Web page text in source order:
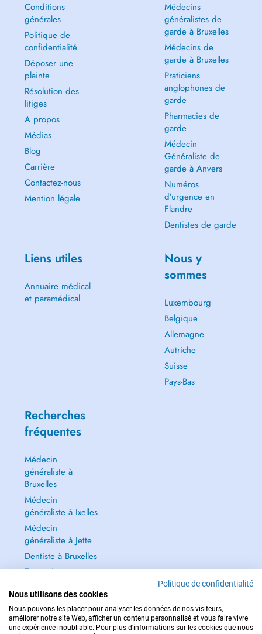
Conditions
générales
Politique de
confidentialité
Déposer une
plainte
Résolution des
litiges
A propos
Médias
Blog
Carrière
Contactez-nous
Mention légale
Médecins
généralistes de
garde à Bruxelles
Médecins de
garde à Bruxelles
Praticiens
anglophones de
garde
Pharmacies de
garde
Médecin
Généraliste de
garde à Anvers
Numéros
d’urgence en
Flandre
Dentistes de garde
Liens utiles
Annuaire médical
et paramédical
Nous y
sommes
Luxembourg
Belgique
Allemagne
Autriche
Suisse
Pays-Bas
Recherches
fréquentes
Médecin
généraliste à
Bruxelles
Médecin
généraliste à Ixelles
Médecin
généraliste à Jette
Dentiste à Bruxelles
Tout voir →
Politique de confidentialité
Nous utilisons des cookies
Nous pouvons les placer pour analyser les données de nos visiteurs,
améliorer notre site Web, afficher un contenu personnalisé et vous faire vivre
une expérience inoubliable. Pour plus d'informations sur les cookies que nous